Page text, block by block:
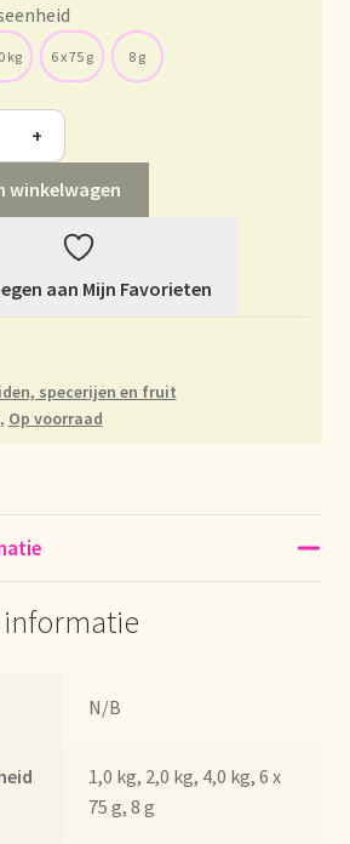
kg 6 x 75 g 8 g
+
winkelwagen
aan Mijn Favorieten
specerijen en fruit
, Op voorraad
N/B
1,0 kg, 2,0 kg, 4,0 kg, 6 x
75 g, 8 g